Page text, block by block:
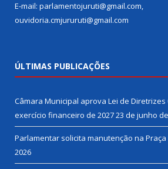
E-mail: parlamentojuruti@gmail.com,
ouvidoria.cmjururuti@gmail.com
ÚLTIMAS PUBLICAÇÕES
Câmara Municipal aprova Lei de
exercício financeiro de 202723 de junho
Parlamentar solicita manutenção na Praça
2026